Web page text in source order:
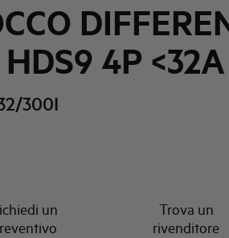
4P
300I
un
Trova un
rivenditore